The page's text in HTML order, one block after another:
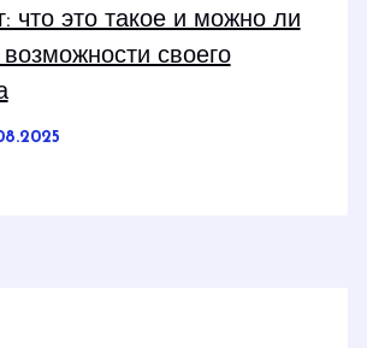
что это такое и можно ли
своего